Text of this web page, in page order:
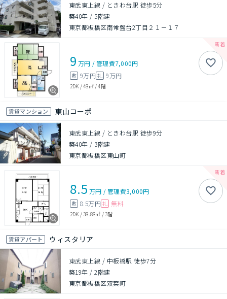
東武東上線 / ときわ台駅 徒歩5分
築40年 /5階建
東京都板橋区南常盤台2丁目２１－１７
9 万円 /管理費7,000円
敷 9万円礼 9万円
2DK /48㎡/4階
賃貸マンション 東山コーポ
東武東上線 / ときわ台駅 徒歩9分
築40年 / 3階建
東京都板橋区東山町
8.5 万円 /管理費3,000円
敷 8.5万円 礼 無料
2DK /38.88㎡ /3階
賃貸アパート ウィスタリア
東武東上線 / 中板橋駅 徒歩7分
築19年 /2階建
東京都板橋区双葉町